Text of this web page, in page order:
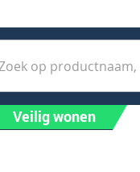
Veilig wonen